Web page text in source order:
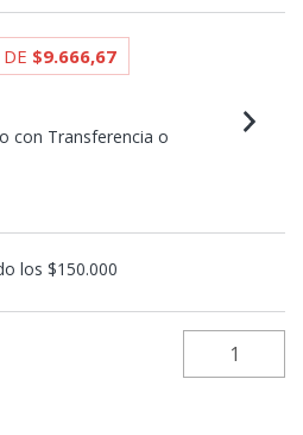
$9.666,67
con Transferencia o
los$150.000